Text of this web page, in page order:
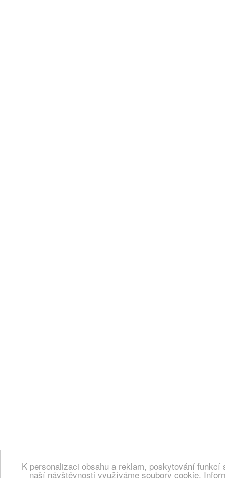
K personalizaci obsahu a reklam, poskytování
naší návštěvnosti využíváme soubory cookie.